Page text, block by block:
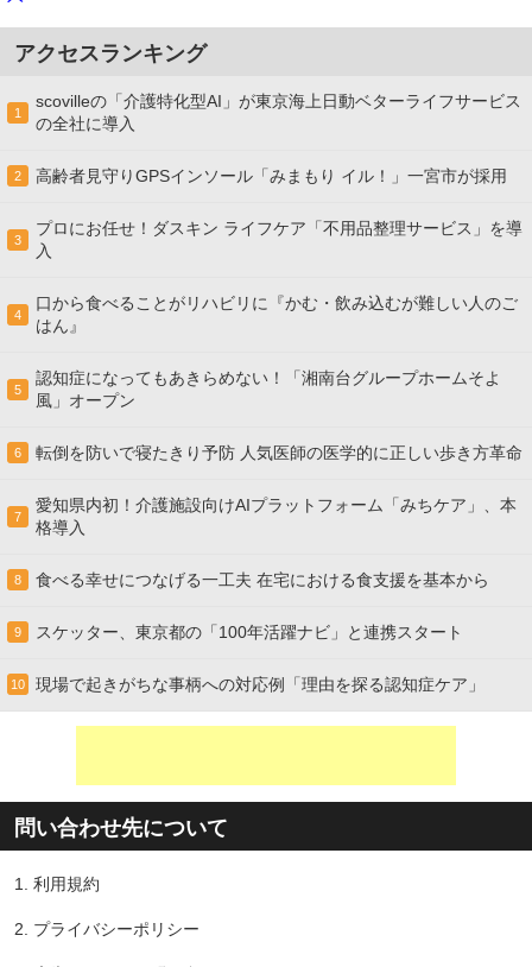
アクセスランキング
1
scovilleの「介護特化型AI」が東京海上日動ベターライフサービス
の全社に導入
2 高齢者見守りGPSインソール「みまもり イル！」一宮市が採用
3
プロにお任せ！ダスキン ライフケア「不用品整理サービス」を導
入
4
口から食べることがリハビリに『かむ・飲み込むが難しい人のご
はん』
5
認知症になってもあきらめない！「湘南台グループホームそよ
風」オープン
6 転倒を防いで寝たきり予防 人気医師の医学的に正しい歩き方革命
7
愛知県内初！介護施設向けAIプラットフォーム「みちケア」、本
格導入
8 食べる幸せにつなげる一工夫 在宅における食支援を基本から
9 スケッター、東京都の「100年活躍ナビ」と連携スタート
10 現場で起きがちな事柄への対応例「理由を探る認知症ケア」
問い合わせ先について
1. 利用規約
2. プライバシーポリシー